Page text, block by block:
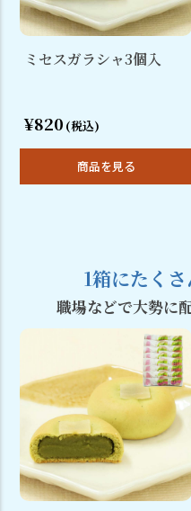
ミセスガラシャ3個入
¥820 (税込)
商品を見る
1箱にたく
職場などで大勢に